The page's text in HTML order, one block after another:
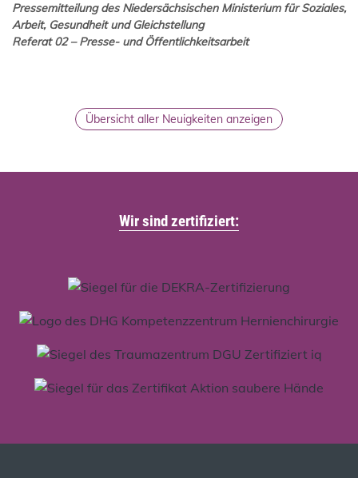
Pressemitteilung des Niedersächsischen Ministerium für Soziales,
Arbeit, Gesundheit und Gleichstellung
Referat 02 – Presse- und Öffentlichkeitsarbeit
Übersicht aller Neuigkeiten anzeigen
Wir sind zertifiziert: